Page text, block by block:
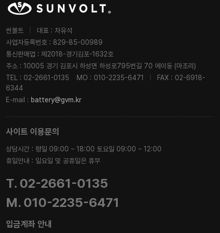
썬볼트
대표 : 차유석
사업자등록번호 : 829-85-00989
통신판매업 : 제2018-경기김포-1632호
주소 : 10005 경기 김포시 하성면 하성로795번길 70 에이동 (마조리)
TEL : 02-2661-0135
MO : 010-2235-6471
FAX : 02-6918-
6344
E-mail : battery@gvm.kr
사이트 이용문의
상담시간 : 평일 09:00 ~ 18:00 토요일 09:00 ~ 12:00
휴일안내 : 일요일 및 공휴일은 휴무
T. 02-2661-0135
M. 010-2235-6471
입금계좌 안내